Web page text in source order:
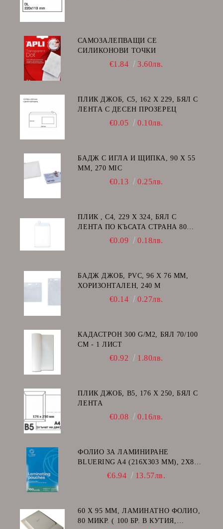
САМОЗАЛЕПВАЩИ СЕ
СИЛИКОНОВИ ТОЧКИ
€1.84 3.60лв.
ПЛИК ДЖОБ, C5, 162 Х 229, БЯЛ С
ЛЕНТА С ДЕСЕН ПРОЗЕРЕЦ
€0.05 0.10лв.
БАДЖ С ИГЛА И ЩИПКА, 90 Х 55
ММ, 270 MIC
€0.13 0.25лв.
ПЛИК , C4, 229 Х 324, БЯЛ С
ЛЕНТА ПО КЪСАТА СТРАНА 80
€0.09 0.18лв.
БАДЖ ДЖОБ, PVC, 96 Х 76 ММ,
ХОРИЗОНТАЛЕН, 240 Μ
€0.14 0.27лв.
КАДАСТРОН 300 G/M2, БЯЛ 70/100
СМ - 1 ЛИСТ
€0.92 1.80лв.
ПЛИК ДЖОБ, В5, 176 Х 250, БЯЛ С
ЛЕНТА
€0.08 0.16лв.
ФОЛИО ЗА ЛАМИНИРАНЕ
BLUERING A4 (216X303 MM), 2X80
МИКРОНА 100 БР.
€6.94 13.57лв.
60 Х 95 ММ, ЛАМИНАТНО ФОЛИО,
80 МИКР. ( 100 БР. В КУТИЯ,